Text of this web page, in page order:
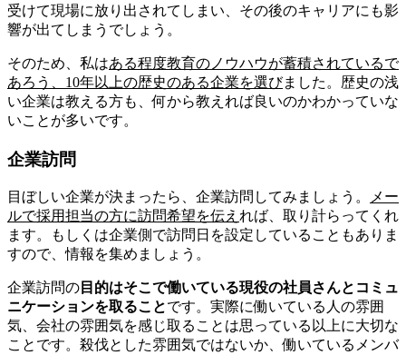
受けて現場に放り出されてしまい、その後のキャリアにも影
響が出てしまうでしょう。
そのため、私はある程度教育のノウハウが蓄積されているで
あろう、10年以上の歴史のある企業を選びました。歴史の浅
い企業は教える方も、何から教えれば良いのかわかっていな
いことが多いです。
企業訪問
目ぼしい企業が決まったら、企業訪問してみましょう。
メー
ルで採用担当の方に訪問希望を伝え れば、取り計らってくれ
ます。もしくは企業側で訪問日を設定していることもありま
すので、情報を集めましょう。
企業訪問の 目的はそこで働いている現役の社員さんとコミュ
ニケーションを取ることです。実際に働いている人の雰囲
気、会社の雰囲気を感じ取ることは思っている以上に大切な
ことです。殺伐とした雰囲気ではないか、働いているメンバ